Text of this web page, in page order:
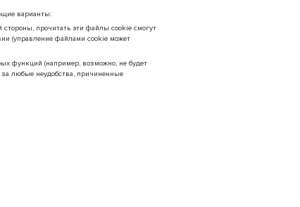
варианты:
прочитать эти файлы cookie смогут
(управление файлами cookie может
функций (например, возможно, не будет
за любые неудобства, причиненные